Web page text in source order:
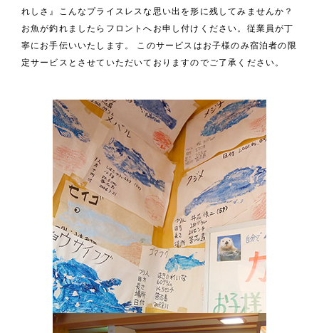
れしさ』こんなプライスレスな思い出を形に残してみませんか？
お魚が釣れましたらフロントへお申し付けください。従業員が丁
寧にお手伝いいたします。 このサービスはお子様のみ宿泊者の限
定サービスとさせていただいておりますのでご了承ください。